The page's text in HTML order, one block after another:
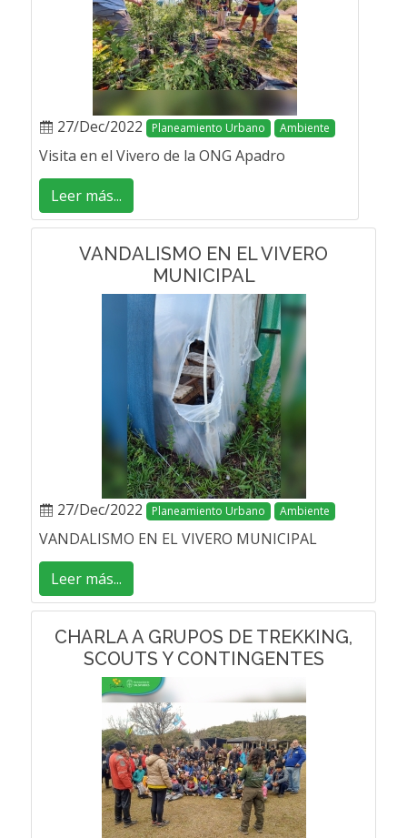
27/Dec/2022 Planeamiento Urbano Ambiente
Visita en el Vivero de la ONG Apadro
Leer más...
VANDALISMO EN EL VIVERO
MUNICIPAL
27/Dec/2022 Planeamiento Urbano Ambiente
VANDALISMO EN EL VIVERO MUNICIPAL
Leer más...
CHARLA A GRUPOS DE TREKKING,
SCOUTS Y CONTINGENTES